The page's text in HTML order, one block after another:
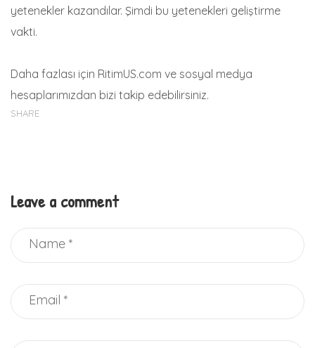
yetenekler kazandılar. Şimdi bu yetenekleri geliştirme
vakti.
Daha fazlası için RitimUS.com ve sosyal medya
hesaplarımızdan bizi takip edebilirsiniz.
SHARE
Leave a comment